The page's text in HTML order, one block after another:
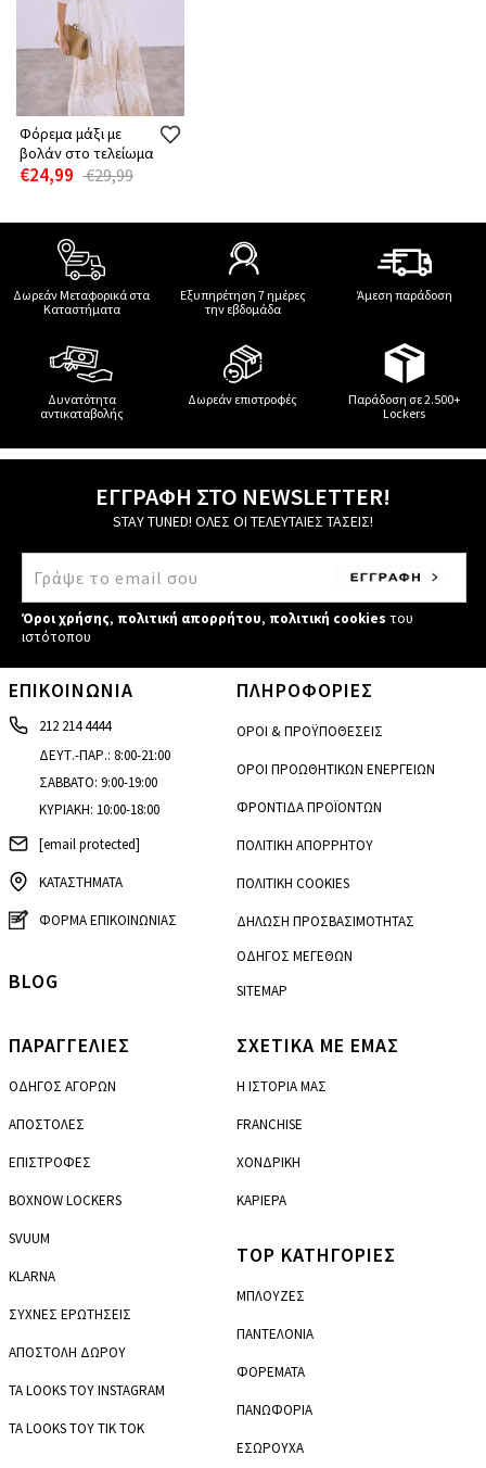
Φόρεμα μάξι με
βολάν στο τελείωμα
€24,99 €29,99
Δωρεάν Μεταφορικά στα
Καταστήματα
Εξυπηρέτηση 7 ημέρες
την εβδομάδα
Άμεση παράδοση
Δυνατότητα
αντικαταβολής
Δωρεάν επιστροφές
Παράδοση σε 2.500+
Lockers
ΕΓΓΡΑΦΗ ΣΤΟ NEWSLETTER!
STAY TUNED! ΟΛΕΣ ΟΙ ΤΕΛΕΥΤΑΙΕΣ ΤΑΣΕΙΣ!
Όροι χρήσης, πολιτική απορρήτου, πολιτική cookies του
ιστότοπου
ΕΠΙΚΟΙΝΩΝΙΑ
212 214 4444
ΔΕΥΤ.-ΠΑΡ.: 8:00-21:00
ΣΑΒΒΑΤΟ: 9:00-19:00
ΚΥΡΙΑΚΗ: 10:00-18:00
[email protected]
ΚΑΤΑΣΤΗΜΑΤΑ
ΦΟΡΜΑ ΕΠΙΚΟΙΝΩΝΙΑΣ
ΠΑΡΑΓΓΕΛΙΕΣ
ΟΔΗΓΟΣ ΑΓΟΡΩΝ
ΑΠΟΣΤΟΛΕΣ
ΕΠΙΣΤΡΟΦΕΣ
BOXNOW LOCKERS
SVUUM
KLARNA
ΣΥΧΝΕΣ ΕΡΩΤΗΣΕΙΣ
ΑΠΟΣΤΟΛΗ ΔΩΡΟΥ
ΤΑ LOOKS ΤΟΥ INSTAGRAM
ΤΑ LOOKS ΤΟΥ TIK TOK
ΠΛΗΡΟΦΟΡΙΕΣ
ΟΡΟΙ & ΠΡΟΫΠΟΘΕΣΕΙΣ
ΟΡΟΙ ΠΡΟΩΘΗΤΙΚΩΝ ΕΝΕΡΓΕΙΩΝ
ΦΡΟΝΤΙΔΑ ΠΡΟΪΟΝΤΩΝ
ΠΟΛΙΤΙΚΗ ΑΠΟΡΡΗΤΟΥ
ΠΟΛΙΤΙΚΗ COOKIES
ΔΗΛΩΣΗ ΠΡΟΣΒΑΣΙΜΟΤΗΤΑΣ
ΟΔΗΓΟΣ ΜΕΓΕΘΩΝ
SITEMAP
ΣΧΕΤΙΚΑ ΜΕ ΕΜΑΣ
Η ΙΣΤΟΡΙΑ ΜΑΣ
FRANCHISE
ΧΟΝΔΡΙΚΗ
ΚΑΡΙΕΡΑ
TOP ΚΑΤΗΓΟΡΙΕΣ
ΜΠΛΟΥΖΕΣ
ΠΑΝΤΕΛΟΝΙΑ
ΦΟΡΕΜΑΤΑ
ΠΑΝΩΦΟΡΙΑ
ΕΣΩΡΟΥΧΑ
BLOG